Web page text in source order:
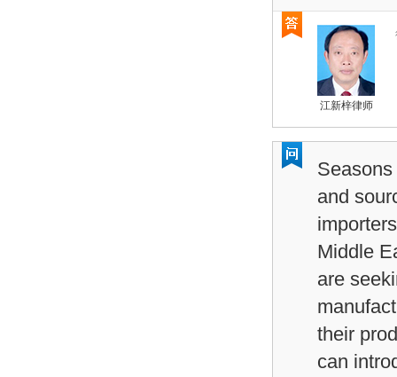
江新梓律师
and
Middle
are
their
can